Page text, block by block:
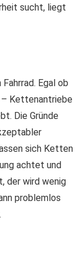
sucht, liegt
Egal ob
– Kettenantriebe
Die Gründe
sich Ketten
achtet und
der wird wenig
problemlos